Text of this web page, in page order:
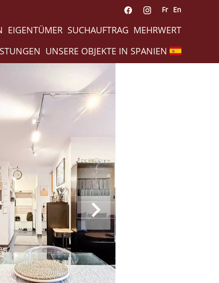
Fr En
EIGENTÜMER SUCHAUFTRAG MEHRWERT
UNSERE OBJEKTE IN SPANIEN